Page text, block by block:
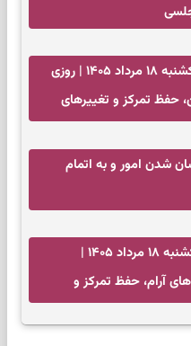
فال سرنوشت امروز یکشنبه ۱۸ مرداد ۱۴۰۵ | روزی
حفظ تمرکز و تغییرهای
شدن امور و به اتمام
فال فرشتگان امروز یکشنبه ۱۸ مرداد ۱۴۰۵ |
آرام، حفظ تمرکز و